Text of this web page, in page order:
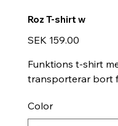
Roz T-shirt w
Price
SEK 159.00
Funktions t-shirt
transporterar bort
Color